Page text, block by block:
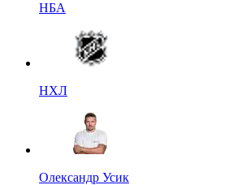
НБА
НХЛ
Олександр Усик